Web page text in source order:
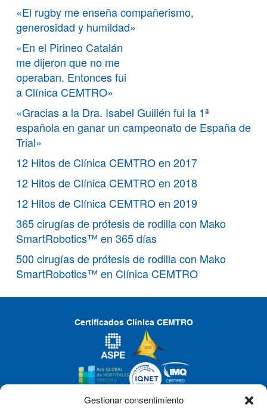
Gestionar consentimiento
«El rugby me enseña compañerismo,
generosidad y humildad»
«En el Pirineo Catalán
me dijeron que no me
operaban. Entonces fui
a Clínica CEMTRO»
«Gracias a la Dra. Isabel Guillén fui la 1ª
española en ganar un campeonato de España de
Trial»
12 Hitos de Clínica CEMTRO en 2017
12 Hitos de Clínica CEMTRO en 2018
12 Hitos de Clínica CEMTRO en 2019
365 cirugías de prótesis de rodilla con Mako
SmartRobotics™ en 365 días
500 cirugías de prótesis de rodilla con Mako
SmartRobotics™ en Clínica CEMTRO
Certificados Clínica CEMTRO